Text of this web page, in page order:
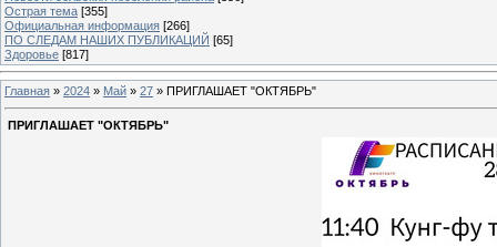
Острая тема [355]
Официальная информация [266]
ПО СЛЕДАМ НАШИХ ПУБЛИКАЦИЙ [65]
Здоровье [817]
Главная » 2024 » Май » 27 » ПРИГЛАШАЕТ "ОКТЯБРЬ"
ПРИГЛАШАЕТ "ОКТЯБРЬ"